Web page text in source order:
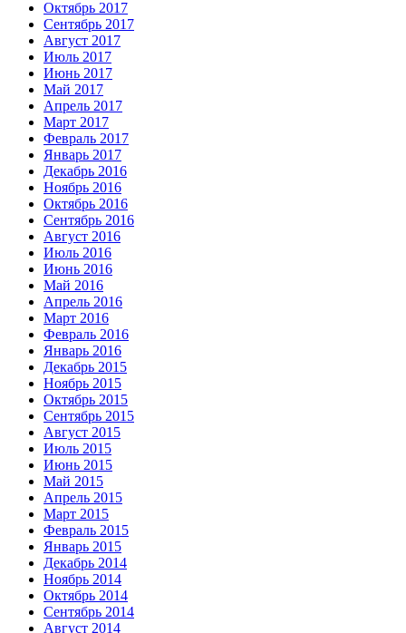
Октябрь 2017
Сентябрь 2017
Август 2017
Июль 2017
Июнь 2017
Май 2017
Апрель 2017
Март 2017
Февраль 2017
Январь 2017
Декабрь 2016
Ноябрь 2016
Октябрь 2016
Сентябрь 2016
Август 2016
Июль 2016
Июнь 2016
Май 2016
Апрель 2016
Март 2016
Февраль 2016
Январь 2016
Декабрь 2015
Ноябрь 2015
Октябрь 2015
Сентябрь 2015
Август 2015
Июль 2015
Июнь 2015
Май 2015
Апрель 2015
Март 2015
Февраль 2015
Январь 2015
Декабрь 2014
Ноябрь 2014
Октябрь 2014
Сентябрь 2014
Август 2014